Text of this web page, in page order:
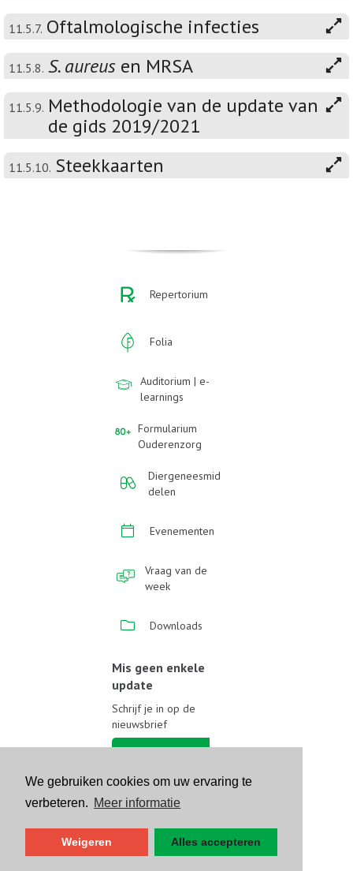
We gebruiken cookies om uw ervaring te
verbeteren. Meer informatie
Weigeren Alles accepteren
11.5.7. Oftalmologische infecties
11.5.8. S. aureus en MRSA
11.5.9. Methodologie van de update van
de gids 2019/2021
11.5.10. Steekkaarten
Repertorium
Folia
Auditorium | e-
learnings
Formularium
Ouderenzorg
Diergeneesmid
delen
Evenementen
Vraag van de
week
Downloads
Mis geen enkele
update
Schrijf je in op de
nieuwsbrief
Volg ons op sociale media